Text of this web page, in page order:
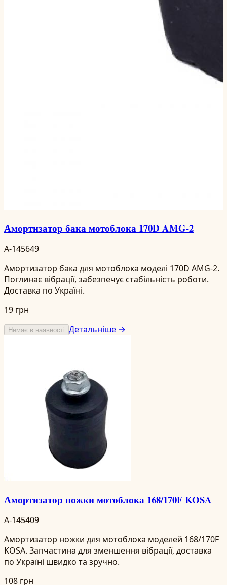
Амортизатор бака мотоблока 170D AMG-2
A-145649
Амортизатор бака для мотоблока моделі 170D AMG-2.
Поглинає вібрації, забезпечує стабільність роботи.
Доставка по Україні.
19 грн
Немає в наявності Детальніше →
Амортизатор ножки мотоблока 168/170F KOSA
A-145409
Амортизатор ножки для мотоблока моделей 168/170F
KOSA. Запчастина для зменшення вібрації, доставка
по Україні швидко та зручно.
108 грн